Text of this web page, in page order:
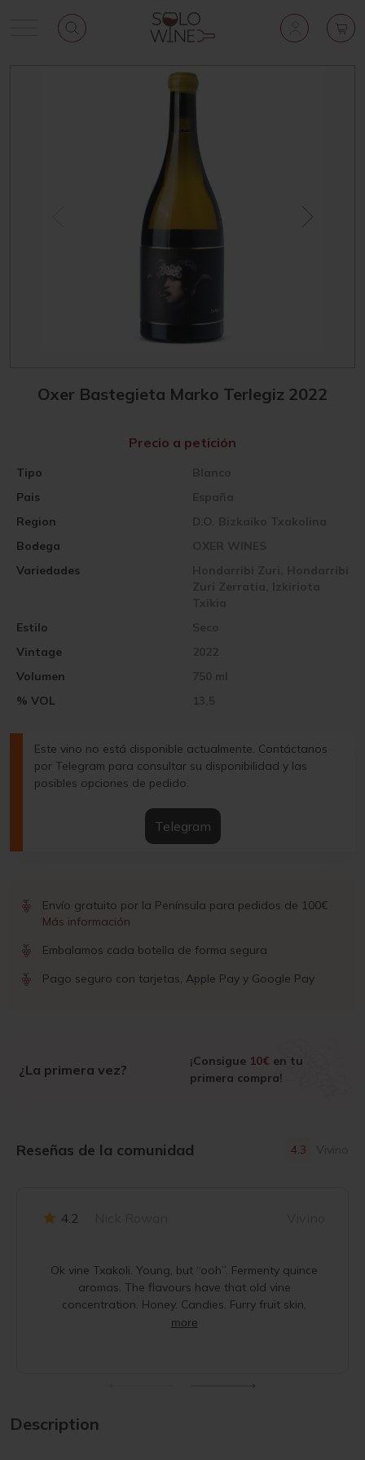
Oxer Bastegieta Marko Terlegiz 2022
Pais España
Vintage 2022
Region D.O. Bizkaiko Txakolina
Volumen 750 ml
Bodega OXER WINES
% VOL 13,5
Variedades
Hondarribi Zuri, Hondarribi
Zuri Zerratia, Izkiriota
Txikia
Tipo Blanco
Estilo Seco
Precio a petición
Este vino no está disponible actualmente. Contáctanos
por Telegram para consultar su disponibilidad y las
posibles opciones de pedido.
Telegram
Envío gratuito por la Península para pedidos de 100€
Más información
Embalamos cada botella de forma segura
Pago seguro con tarjetas, Apple Pay y Google Pay
¿La primera vez?
¡Consigue 10€ en tu
primera compra!
Reseñas de la comunidad 4.3 Vivino
4.2
Ok vine Txakoli. Young, but “ooh”. Fermenty quince
aromas. The flavours have that old vine
concentration. Honey. Candies. Furry fruit skin,
more
Description